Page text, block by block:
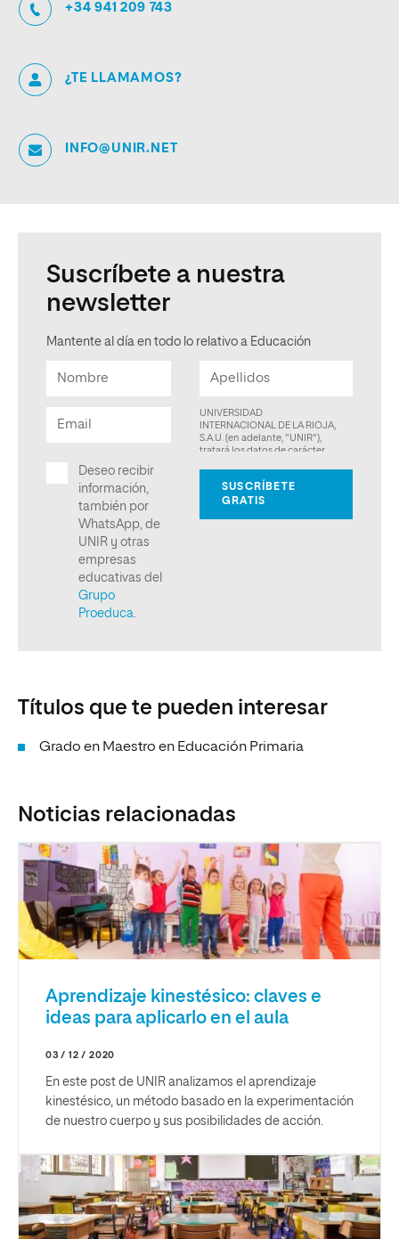
+34 941 209 743
¿TE LLAMAMOS?
INFO@UNIR.NET
Suscríbete a nuestra
newsletter
Mantente al día en todo lo relativo a Educación
Títulos que te pueden interesar
Grado en Maestro en Educación Primaria
Noticias relacionadas
Aprendizaje kinestésico: claves e
ideas para aplicarlo en el aula
03 / 12 / 2020
En este post de UNIR analizamos el aprendizaje
kinestésico, un método basado en la experimentación
de nuestro cuerpo y sus posibilidades de acción.